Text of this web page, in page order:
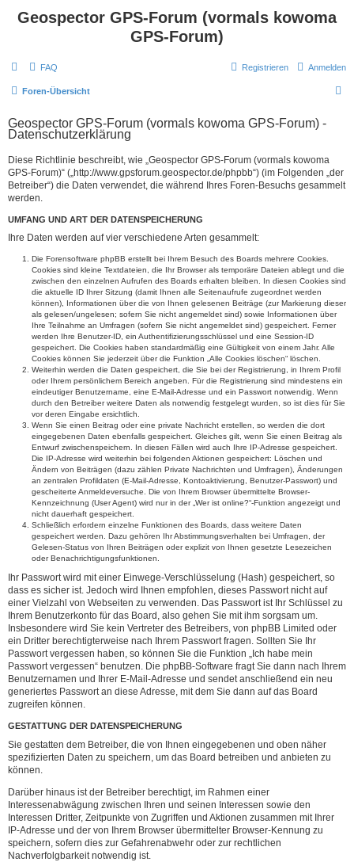
Geospector GPS-Forum (vormals kowoma
GPS-Forum)
FAQ Anmelden
Registrieren
Foren-Übersicht
Geospector GPS-Forum (vormals kowoma GPS-Forum) -
Datenschutzerklärung
Diese Richtlinie beschreibt, wie „Geospector GPS-Forum (vormals kowoma
GPS-Forum)“ („http://www.gpsforum.geospector.de/phpbb“) (im Folgenden „der
Betreiber“) die Daten verwendet, die während Ihres Foren-Besuchs gesammelt
werden.
UMFANG UND ART DER DATENSPEICHERUNG
Ihre Daten werden auf vier verschiedene Arten gesammelt:
Die Forensoftware phpBB erstellt bei Ihrem Besuch des Boards mehrere Cookies.
Cookies sind kleine Textdateien, die Ihr Browser als temporäre Dateien ablegt und die
zwischen den einzelnen Aufrufen des Boards erhalten bleiben. In diesen Cookies sind
die aktuelle ID Ihrer Sitzung (damit Ihnen alle Seitenaufrufe zugeordnet werden
können), Informationen über die von Ihnen gelesenen Beiträge (zur Markierung dieser
als gelesen/ungelesen; sofern Sie nicht angemeldet sind) sowie Informationen über
Ihre Teilnahme an Umfragen (sofern Sie nicht angemeldet sind) gespeichert. Ferner
werden Ihre Benutzer-ID, ein Authentifizierungsschlüssel und eine Session-ID
gespeichert. Die Cookies haben standardmäßig eine Gültigkeit von einem Jahr. Alle
Cookies können Sie jederzeit über die Funktion „Alle Cookies löschen“ löschen.
Weiterhin werden die Daten gespeichert, die Sie bei der Registrierung, in Ihrem Profil
oder Ihrem persönlichem Bereich angeben. Für die Registrierung sind mindestens ein
eindeutiger Benutzername, eine E-Mail-Adresse und ein Passwort notwendig. Wenn
durch den Betreiber weitere Daten als notwendig festgelegt wurden, so ist dies für Sie
vor deren Eingabe ersichtlich.
Wenn Sie einen Beitrag oder eine private Nachricht erstellen, so werden die dort
eingegebenen Daten ebenfalls gespeichert. Gleiches gilt, wenn Sie einen Beitrag als
Entwurf zwischenspeichern. In diesen Fällen wird auch Ihre IP-Adresse gespeichert.
Die IP-Adresse wird weiterhin bei folgenden Aktionen gespeichert: Löschen und
Ändern von Beiträgen (dazu zählen Private Nachrichten und Umfragen), Änderungen
an zentralen Profildaten (E-Mail-Adresse, Kontoaktivierung, Benutzer-Passwort) und
gescheiterte Anmeldeversuche. Die von Ihrem Browser übermittelte Browser-
Kennzeichnung (User Agent) wird nur in der „Wer ist online?“-Funktion angezeigt und
nicht dauerhaft gespeichert.
Schließlich erfordern einzelne Funktionen des Boards, dass weitere Daten
gespeichert werden. Dazu gehören Ihr Abstimmungsverhalten bei Umfragen, der
Gelesen-Status von Ihren Beiträgen oder explizit von Ihnen gesetzte Lesezeichen
oder Benachrichtigungsfunktionen.
Ihr Passwort wird mit einer Einwege-Verschlüsselung (Hash) gespeichert, so
dass es sicher ist. Jedoch wird Ihnen empfohlen, dieses Passwort nicht auf
einer Vielzahl von Webseiten zu verwenden. Das Passwort ist Ihr Schlüssel zu
Ihrem Benutzerkonto für das Board, also gehen Sie mit ihm sorgsam um.
Insbesondere wird Sie kein Vertreter des Betreibers, von phpBB Limited oder
ein Dritter berechtigterweise nach Ihrem Passwort fragen. Sollten Sie Ihr
Passwort vergessen haben, so können Sie die Funktion „Ich habe mein
Passwort vergessen“ benutzen. Die phpBB-Software fragt Sie dann nach Ihrem
Benutzernamen und Ihrer E-Mail-Adresse und sendet anschließend ein neu
generiertes Passwort an diese Adresse, mit dem Sie dann auf das Board
zugreifen können.
GESTATTUNG DER DATENSPEICHERUNG
Sie gestatten dem Betreiber, die von Ihnen eingegebenen und oben näher
spezifizierten Daten zu speichern, um das Board betreiben und anbieten zu
können.
Darüber hinaus ist der Betreiber berechtigt, im Rahmen einer
Interessenabwägung zwischen Ihren und seinen Interessen sowie den
Interessen Dritter, Zeitpunkte von Zugriffen und Aktionen zusammen mit Ihrer
IP-Adresse und der von Ihrem Browser übermittelter Browser-Kennung zu
speichern, sofern dies zur Gefahrenabwehr oder zur rechtlichen
Nachverfolgbarkeit notwendig ist.